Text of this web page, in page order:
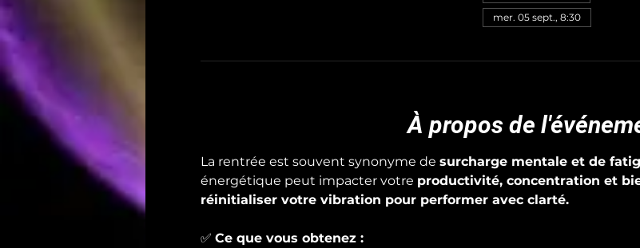
mer. 05 sept., 8:30
À propos de
La rentrée est souvent synonyme de surcharge mentale et de
énergétique peut impacter votre productivité, concentration et
réinitialiser votre vibration pour performer avec clarté.
✅ Ce que vous obtenez :